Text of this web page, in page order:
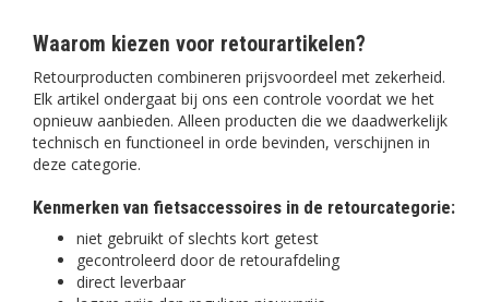
Waarom kiezen voor retourartikelen?
Retourproducten combineren prijsvoordeel met zekerheid.
Elk artikel ondergaat bij ons een controle voordat we het
opnieuw aanbieden. Alleen producten die we daadwerkelijk
technisch en functioneel in orde bevinden, verschijnen in
deze categorie.
Kenmerken van fietsaccessoires in de retourcategorie:
niet gebruikt of slechts kort getest
gecontroleerd door de retourafdeling
direct leverbaar